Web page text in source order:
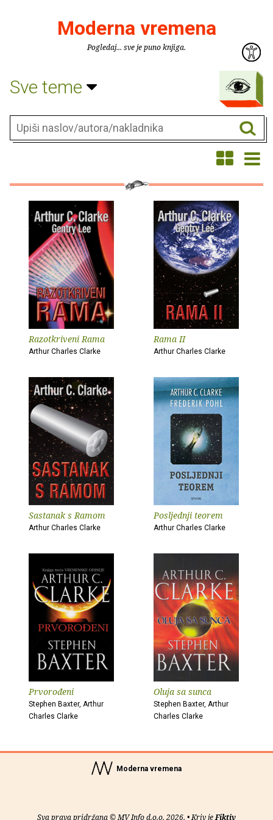
Moderna vremena
Pogledaj... sve je puno knjiga.
Sve teme
Razotkriveni Rama
Arthur Charles Clarke
Rama II
Arthur Charles Clarke
Sastanak s Ramom
Arthur Charles Clarke
Posljednji teorem
Arthur Charles Clarke
Prvorođeni
Stephen Baxter, Arthur
Charles Clarke
Oluja sa sunca
Stephen Baxter, Arthur
Charles Clarke
Moderna vremena
Sva prava pridržana © MV Info d.o.o. 2026. • Kriv jeFiktiv